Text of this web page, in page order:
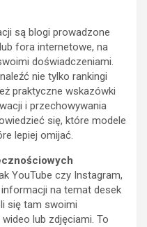
są blogi prowadzone
fora internetowe, na
doświadczeniami.
nie tylko rankingi
praktyczne wskazówki
i przechowywania
się, które modele
lepiej omijać.
YouTube czy Instagram,
na temat desek
się tam swoimi
lub zdjęciami. To